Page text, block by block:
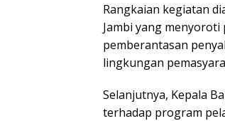
Rangkaian kegiatan
Jambi yang
pemberantasan
lingkungan
Selanjutnya, Kepala
terhadap program